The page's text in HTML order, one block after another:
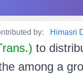
by: Himasri
to
among a